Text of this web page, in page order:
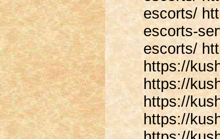
escorts/
escorts-
escorts/
https://
https://
https://
https://